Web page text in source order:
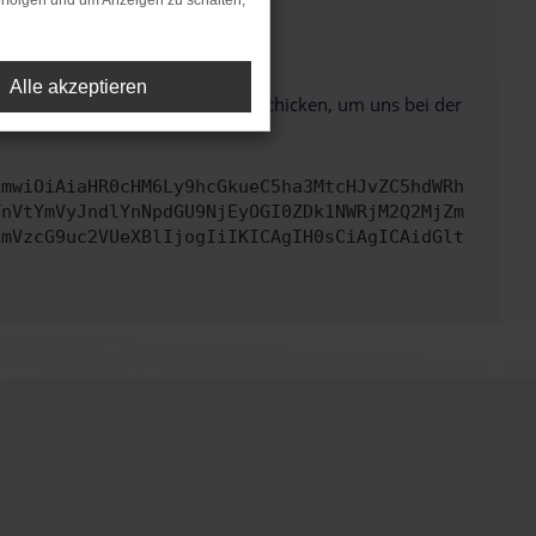
unterstützt werden.
Du kannst uns diesen Text schicken, um uns bei der
Alle akzeptieren